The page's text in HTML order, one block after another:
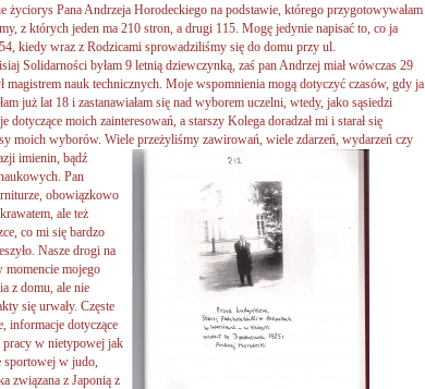
życiorys Pana Andrzeja Horodeckiego na podstawie, którego przygotowywałam
z których jeden ma 210 stron, a drugi 115. Mogę jedynie napisać to, co ja
kiedy wraz z Rodzicami sprowadziliśmy się do domu przy ul.
Solidarności byłam 9 letnią dziewczynką, zaś pan Andrzej miał wówczas 29
magistrem nauk technicznych. Moje wspomnienia mogą dotyczyć czasów, gdy ja
już lat 18 i zastanawiałam się nad wyborem uczelni, wtedy, jako sąsiedzi
dotyczące moich zainteresowań, a starszy Kolega doradzał mi i starał się
moich wyborów. Wiele przeżyliśmy zawirowań, wiele zdarzeń, wydarzeń czy
imienin, bądź
Pan
obowiązkowo
ale też
co mi się bardzo
Nasze drogi na
momencie mojego
z domu, ale nie
się urwały. Częste
informacje dotyczące
w nietypowej jak
sportowej w judo,
związana z Japonią z